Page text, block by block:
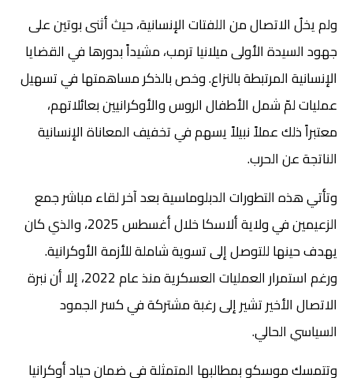
ولم يخلُ الاتصال من اللفتات الإنسانية، حيث أثنى بوتين على
جهود السيدة الأولى ميلانيا ترمب، مشيداً بدورها في القضايا
الإنسانية المرتبطة بالنزاع. وخص بالذكر مساهمتها في تسهيل
عمليات لمّ شمل الأطفال الروس والأوكرانيين بعائلاتهم،
معتبراً ذلك عملاً نبيلاً يسهم في تخفيف المعاناة الإنسانية
الناتجة عن الحرب.
وتأتي هذه التطورات الدبلوماسية بعد آخر لقاء مباشر جمع
الزعيمين في ولاية ألاسكا خلال أغسطس 2025، والذي كان
يهدف حينها للتوصل إلى تسوية شاملة للأزمة الأوكرانية.
ورغم استمرار العمليات العسكرية منذ عام 2022، إلا أن نبرة
الاتصال الأخير تشير إلى رغبة مشتركة في كسر الجمود
السياسي الحالي.
وتتمسك موسكو بمطالبها المتمثلة في ضمان حياد أوكرانيا